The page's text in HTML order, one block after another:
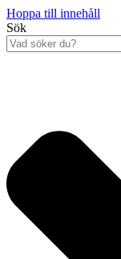
Hoppa till innehåll
Sök